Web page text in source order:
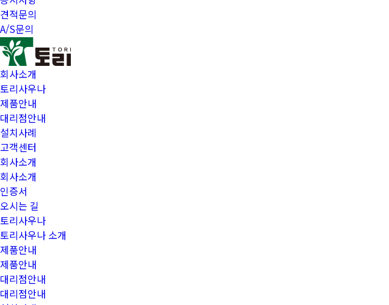
견적문의
A/S문의
회사소개
토리사우나
제품안내
대리점안내
설치사례
고객센터
회사소개
회사소개
인증서
오시는 길
토리사우나
토리사우나 소개
제품안내
제품안내
대리점안내
대리점안내